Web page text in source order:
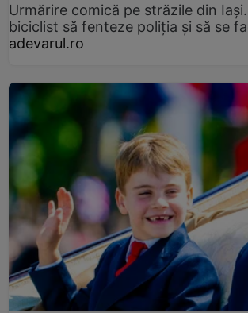
Urmărire comică pe străzile din
biciclist să fenteze poliția și să se
adevarul.ro